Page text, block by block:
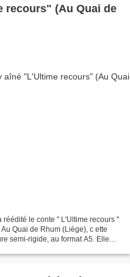
recours" (Au Quai de
le conte " L'Ultime recours "
Quai de Rhum (Liège), c ette
semi-rigide, au format A5. Elle